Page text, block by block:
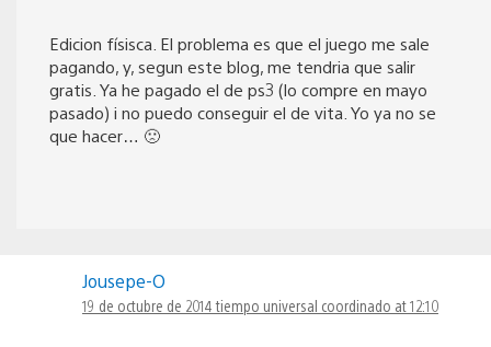
Edicion físisca. El problema es que el juego me sale
pagando, y, segun este blog, me tendria que salir
gratis. Ya he pagado el de ps3 (lo compre en mayo
pasado) i no puedo conseguir el de vita. Yo ya no se
que hacer… 🙁
Jousepe-O
19 de octubre de 2014 tiempo universal coordinado at 12:10